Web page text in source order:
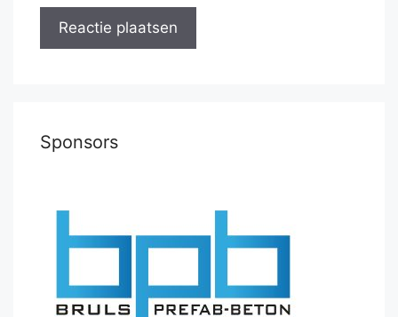
Sponsors